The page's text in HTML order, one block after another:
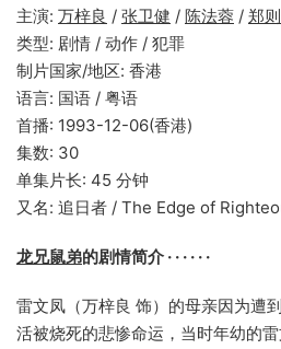
主演: 万梓良 / 张卫健 / 陈法蓉 / 郑
类型: 剧情 / 动作 / 犯罪
制片国家/地区: 香港
语言: 国语 / 粤语
首播: 1993-12-06(香港)
集数: 30
单集片长: 45 分钟
又名: 追日者 / The Edge of
龙兄鼠弟的剧情简介 · · · · · ·
雷文凤（万梓良 饰）的母亲因为遭
活被烧死的悲惨命运，当时年幼的